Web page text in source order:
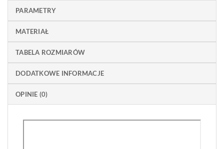
PARAMETRY
MATERIAŁ
TABELA ROZMIARÓW
DODATKOWE INFORMACJE
OPINIE (0)